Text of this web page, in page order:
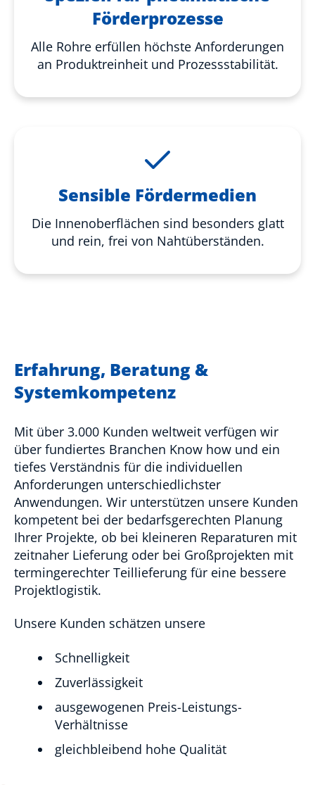
Förderprozesse
Alle Rohre erfüllen höchste Anforderungen
an Produktreinheit und Prozessstabilität.
Sensible Fördermedien
Die Innenoberflächen sind besonders glatt
und rein, frei von Nahtüberständen.
Erfahrung, Beratung &
Systemkompetenz
Mit über 3.000 Kunden weltweit verfügen wir
über fundiertes Branchen Know how und ein
tiefes Verständnis für die individuellen
Anforderungen unterschiedlichster
Anwendungen. Wir unterstützen unsere Kunden
kompetent bei der bedarfsgerechten Planung
Ihrer Projekte, ob bei kleineren Reparaturen mit
zeitnaher Lieferung oder bei Großprojekten mit
termingerechter Teillieferung für eine bessere
Projektlogistik.
Unsere Kunden schätzen unsere
Schnelligkeit
Zuverlässigkeit
ausgewogenen Preis-Leistungs-
Verhältnisse
gleichbleibend hohe Qualität